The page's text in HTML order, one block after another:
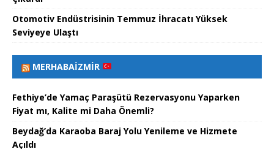
Otomotiv Endüstrisinin Temmuz İhracatı Yüksek
Seviyeye Ulaştı
MERHABAİZMIR
Fethiye’de Yamaç Paraşütü Rezervasyonu Yaparken
Fiyat mı, Kalite mi Daha Önemli?
Beydağ’da Karaoba Baraj Yolu Yenileme ve Hizmete
Açıldı